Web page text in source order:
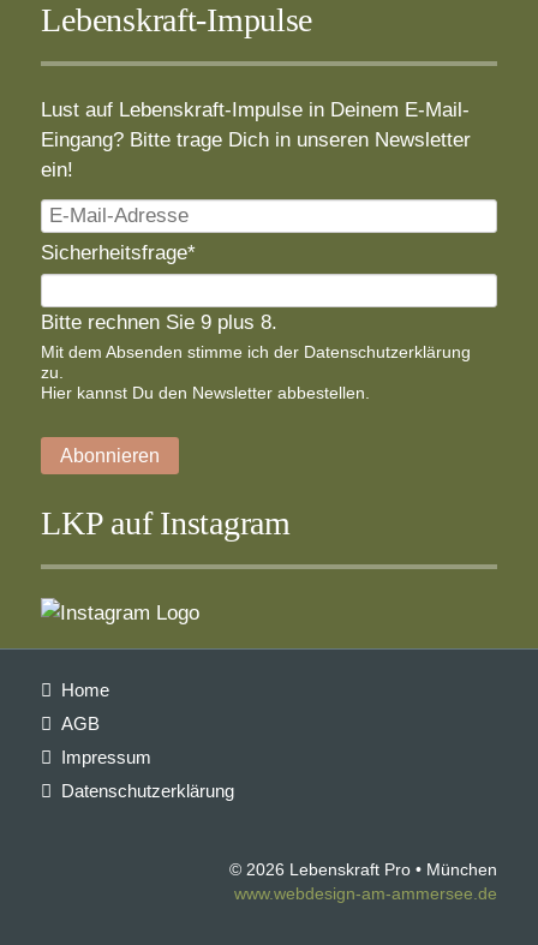
Lebenskraft-Impulse
Lust auf Lebenskraft-Impulse in Deinem E-Mail-
Eingang? Bitte trage Dich in unseren Newsletter
ein!
E-
Mail-
Adresse
Pflichtfeld
Sicherheitsfrage*
Bitte rechnen Sie 9 plus 8.
Mit dem Absenden stimme ich der Datenschutzerklärung
zu.
Hier kannst Du den Newsletter abbestellen.
Abonnieren
LKP auf Instagram
Navigation
Home
AGB
Impressum
Datenschutzerklärung
© 2026 Lebenskraft Pro • München
www.webdesign-am-ammersee.de